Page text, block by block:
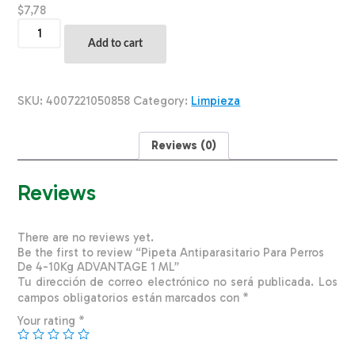
$7,78
Antiparasitario
4-
Add to cart
SKU:4007221050858 Category: Limpieza
Reviews (0)
Reviews
There are no reviews yet.
Be the first to review “Pipeta Antiparasitario Para Perros
De 4-10Kg ADVANTAGE 1 ML”
Tu dirección de correo electrónico no será publicada. Los
campos obligatorios están marcados con *
Your rating *